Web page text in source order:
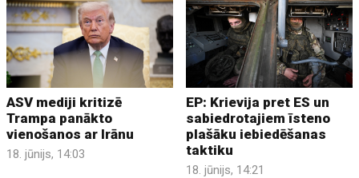
ASV mediji kritizē
Trampa panākto
vienošanos ar Irānu
18. jūnijs, 14:03
EP: Krievija pret ES un
sabiedrotajiem īsteno
plašāku iebiedēšanas
taktiku
18. jūnijs, 14:21